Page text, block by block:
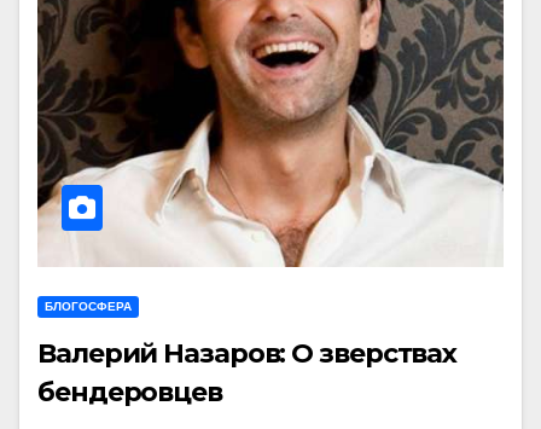
БЛОГОСФЕРА
Валерий Назаров: О зверствах
бендеровцев